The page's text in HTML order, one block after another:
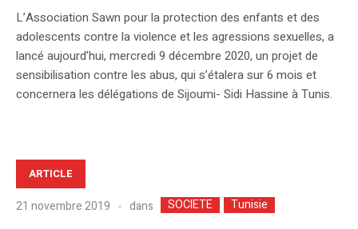
L’Association Sawn pour la protection des enfants et des
adolescents contre la violence et les agressions sexuelles, a
lancé aujourd’hui, mercredi 9 décembre 2020, un projet de
sensibilisation contre les abus, qui s’étalera sur 6 mois et
concernera les délégations de Sijoumi- Sidi Hassine à Tunis.
ARTICLE
21 novembre 2019 dans SOCIETE Tunisie